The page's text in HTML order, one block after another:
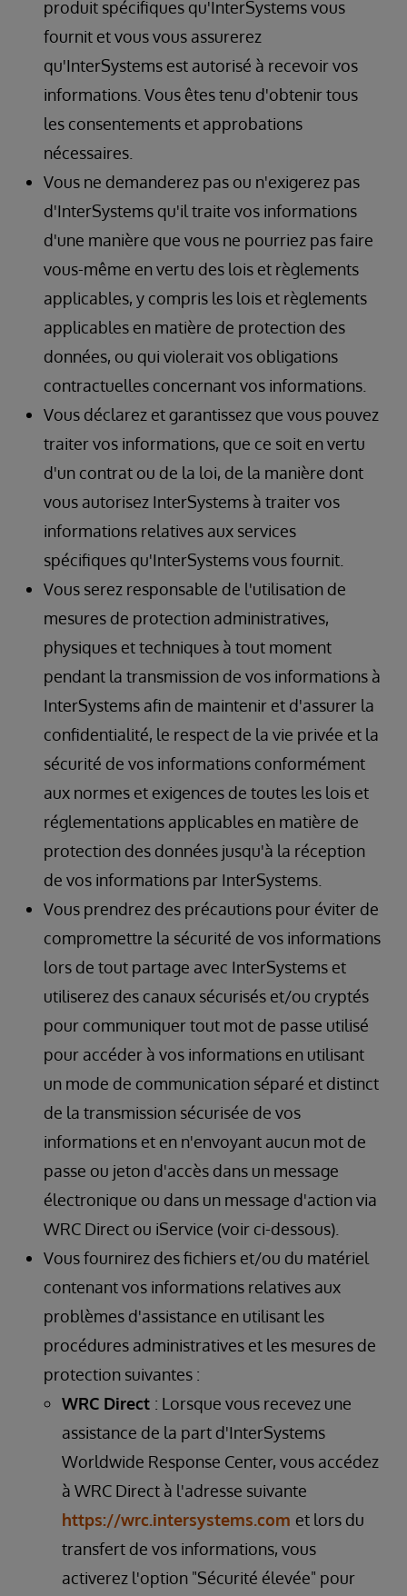
produit spécifiques qu'InterSystems vous
fournit et vous vous assurerez
qu'InterSystems est autorisé à recevoir vos
informations. Vous êtes tenu d'obtenir tous
les consentements et approbations
nécessaires.
Vous ne demanderez pas ou n'exigerez pas
d'InterSystems qu'il traite vos informations
d'une manière que vous ne pourriez pas faire
vous-même en vertu des lois et règlements
applicables, y compris les lois et règlements
applicables en matière de protection des
données, ou qui violerait vos obligations
contractuelles concernant vos informations.
Vous déclarez et garantissez que vous pouvez
traiter vos informations, que ce soit en vertu
d'un contrat ou de la loi, de la manière dont
vous autorisez InterSystems à traiter vos
informations relatives aux services
spécifiques qu'InterSystems vous fournit.
Vous serez responsable de l'utilisation de
mesures de protection administratives,
physiques et techniques à tout moment
pendant la transmission de vos informations à
InterSystems afin de maintenir et d'assurer la
confidentialité, le respect de la vie privée et la
sécurité de vos informations conformément
aux normes et exigences de toutes les lois et
réglementations applicables en matière de
protection des données jusqu'à la réception
de vos informations par InterSystems.
Vous prendrez des précautions pour éviter de
compromettre la sécurité de vos informations
lors de tout partage avec InterSystems et
utiliserez des canaux sécurisés et/ou cryptés
pour communiquer tout mot de passe utilisé
pour accéder à vos informations en utilisant
un mode de communication séparé et distinct
de la transmission sécurisée de vos
informations et en n'envoyant aucun mot de
passe ou jeton d'accès dans un message
électronique ou dans un message d'action via
WRC Direct ou iService (voir ci-dessous).
Vous fournirez des fichiers et/ou du matériel
contenant vos informations relatives aux
problèmes d'assistance en utilisant les
procédures administratives et les mesures de
protection suivantes :
WRC Direct : Lorsque vous recevez une
assistance de la part d'InterSystems
Worldwide Response Center, vous accédez
à WRC Direct à l'adresse suivante
https://wrc.intersystems.com et lors du
transfert de vos informations, vous
activerez l'option "Sécurité élevée" pour